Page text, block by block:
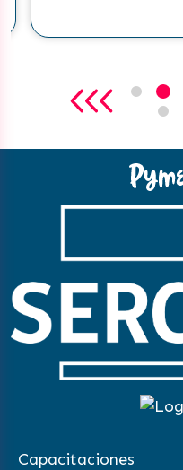
Capacitaciones